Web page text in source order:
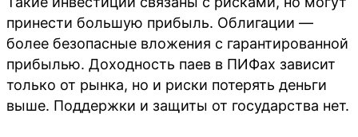
принести большую прибыль. Облигации —
более безопасные вложения с гарантированной
прибылью. Доходность паев в ПИФах зависит
только от рынка, но и риски потерять деньги
выше. Поддержки и защиты от государства нет.